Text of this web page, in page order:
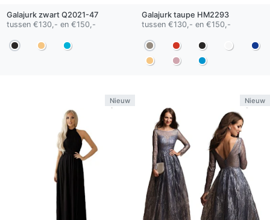
Galajurk zwartQ2021-47
tussen €130,- en €150,-
Galajurk taupe HM2293
tussen €130,- en €150,-
Nieuw Nieuw